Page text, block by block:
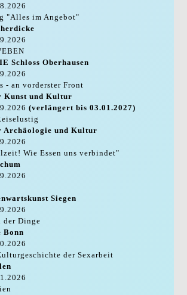
"Alles im Angebot"
Schloss Oberhausen
- an vorderster Front
Kunst und Kultur
(verlängert bis 03.01.2027)
Archäologie und Kultur
Wie Essen uns verbindet"
Siegen
der Dinge
Bonn
der Sexarbeit